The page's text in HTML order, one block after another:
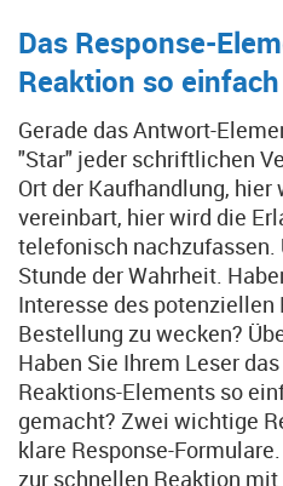
Das Response-
Reaktion so
Gerade das Antwort-
"Star" jeder schriftlichen
Ort der Kaufhandlung, hier
vereinbart, hier wird die
telefonisch nachzufassen.
Stunde der Wahrheit.
Interesse des potenziellen
Bestellung zu wecken?
Haben Sie Ihrem Leser
Reaktions-Elements so
gemacht? Zwei wichtige
klare Response-
zur schnellen Reaktion